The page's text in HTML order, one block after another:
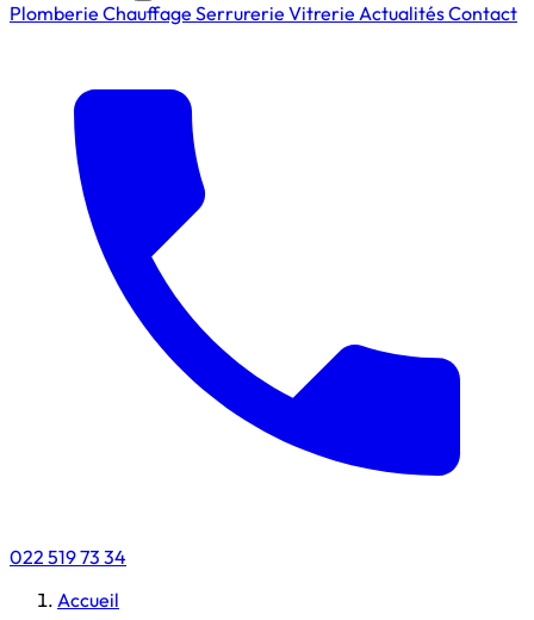
Plomberie Chauffage Serrurerie Vitrerie ActualitésContact
022 519 73 34
Accueil